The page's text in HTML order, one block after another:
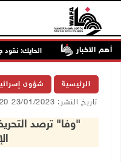
أهم الاخبار الحايك: نقود
الرئيسية شؤون
تاريخ النشر: 23/01/2023 02:20 م
"وفا" ترصد